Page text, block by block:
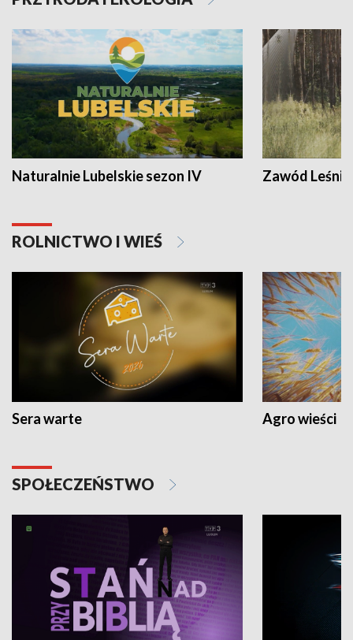
Naturalnie Lubelskie sezon IV Zawód Leśnik
ROLNICTWO I WIEŚ
Sera warte Agro wieści
SPOŁECZEŃSTWO